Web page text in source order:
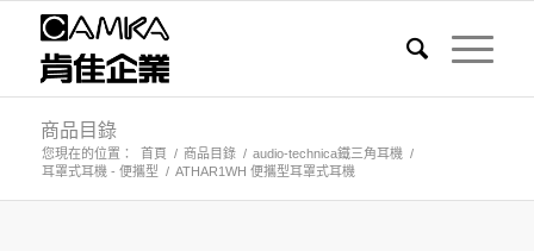
商品目錄
您現在的位置： 首頁 / 商品目錄 / audio-technica鐵三角耳機 /
耳罩式耳機 - 便攜型 / ATHAR1WH 便攜型耳罩式耳機